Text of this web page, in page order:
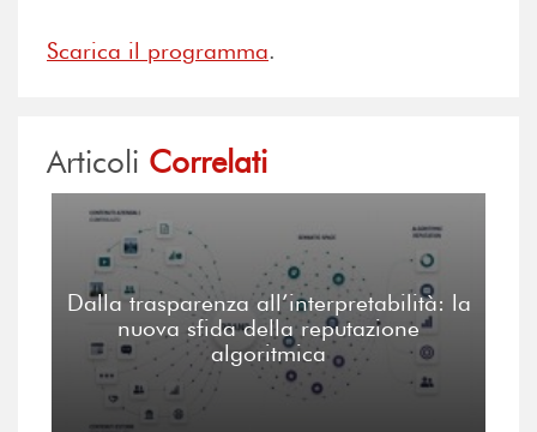
Scarica il programma.
Articoli Correlati
Dalla trasparenza all’interpretabilità: la
nuova sfida della reputazione
algoritmica